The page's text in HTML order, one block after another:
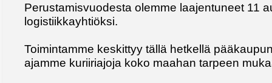
Perustamisvuodesta olemme laajentuneet 11
logistiikkayhtiöksi.
Toimintamme keskittyy tällä hetkellä
ajamme kuriiriajoja koko maahan tarpeen